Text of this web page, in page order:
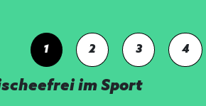
1 2 3 4
im Sport